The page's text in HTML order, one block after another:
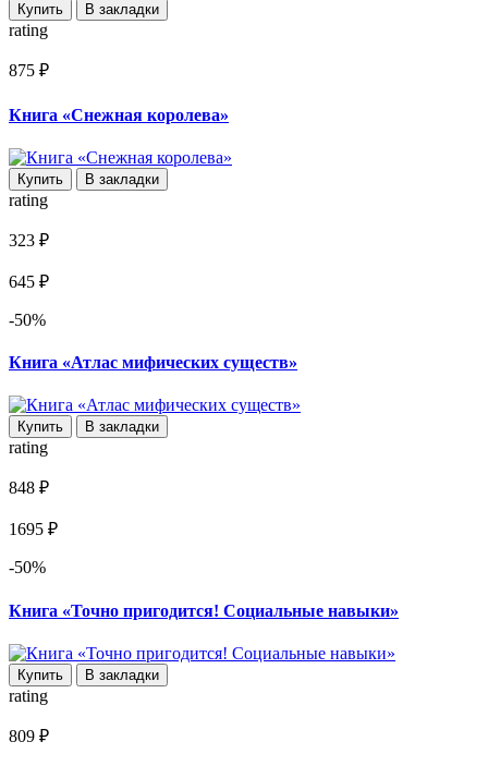
Купить В закладки
rating
875 ₽
Книга «Снежная королева»
Купить В закладки
rating
323 ₽
645 ₽
-50%
Книга «Атлас мифических существ»
Купить В закладки
rating
848 ₽
1695 ₽
-50%
Книга «Точно пригодится! Социальные навыки»
Купить В закладки
rating
809 ₽